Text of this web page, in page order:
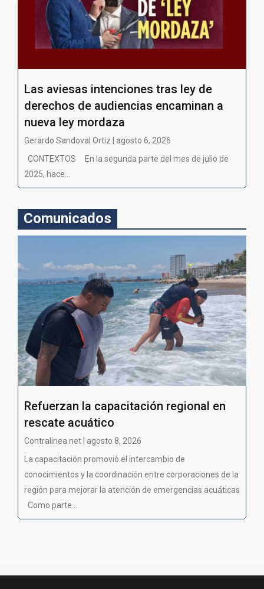
Las aviesas intenciones tras ley de
derechos de audiencias encaminan a
nueva ley mordaza
Gerardo Sandoval Ortiz | agosto 6, 2026
CONTEXTOS En la segunda parte del mes de julio de
2025, hace...
Comunicados
Refuerzan la capacitación regional en
rescate acuático
Contralinea net | agosto 8, 2026
La capacitación promovió el intercambio de
conocimientos y la coordinación entre corporaciones de la
región para mejorar la atención de emergencias acuáticas
Como parte...